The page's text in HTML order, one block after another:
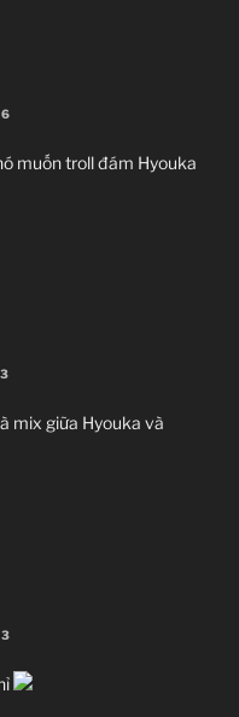
muốn troll đám Hyouka
mix giữa Hyouka và